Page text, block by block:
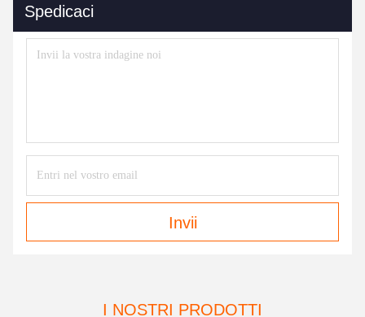
Spedicaci
Invii
I NOSTRI PRODOTTI